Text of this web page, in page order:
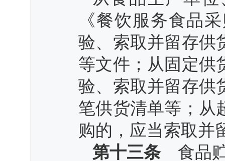
《餐饮服务食品
验、索取并留存供
等文件；从固定供
验、索取并留存供
笔供货清单等；从
购的，应当索取并
第十三条食品